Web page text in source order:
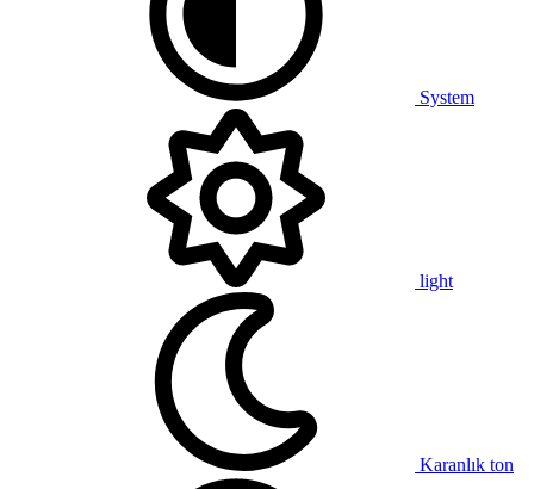
System
light
Karanlık ton